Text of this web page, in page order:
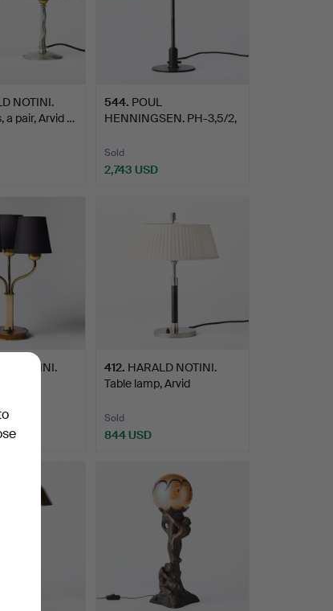
NOTINI.
a pair, Arvid …
544. POUL
HENNINGSEN. PH-3,5/2,
Sold
2,743 USD
NOTINI.
412. HARALD NOTINI.
Table lamp, Arvid
Sold
844 USD